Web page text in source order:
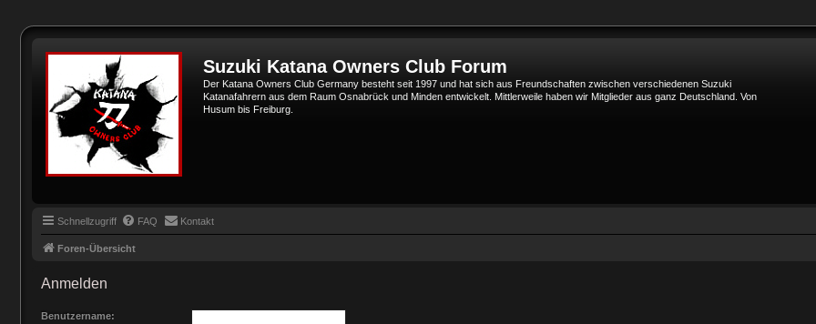
Suzuki Katana Owners Club Forum
Der Katana Owners Club Germany besteht seit 1997 und hat sich aus Freundschaften zwischen verschiedenen Suzuki
Katanafahrern aus dem Raum Osnabrück und Minden entwickelt. Mittlerweile haben wir Mitglieder aus ganz Deutschland. Von
Husum bis Freiburg.
Schnellzugriff FAQ Kontakt
Foren-Übersicht
Anmelden
Benutzername: